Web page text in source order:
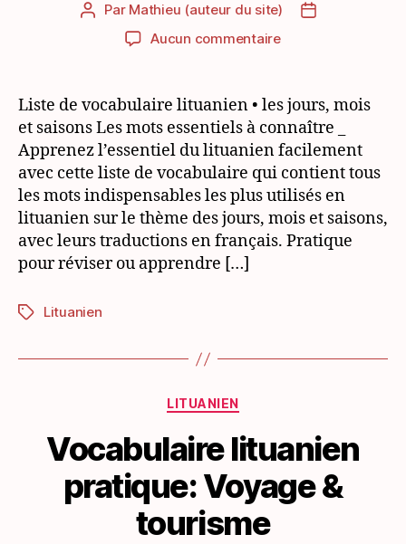
Auteur
l’article
Par Mathieu (auteur du site)
Date
Aucun commentairesur
facile:
jours,
mois,
saisons
Liste de vocabulaire lituanien • les jours, mois
et saisons Les mots essentiels à connaître _
Apprenez l’essentiel du lituanien facilement
avec cette liste de vocabulaire qui contient tous
les mots indispensables les plus utilisés en
lituanien sur le thème des jours, mois et saisons,
avec leurs traductions en français. Pratique
pour réviser ou apprendre […]
Étiquettes
Lituanien
Catégories
LITUANIEN
Vocabulaire lituanien
pratique: Voyage &
tourisme